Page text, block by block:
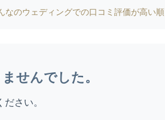
なのウェディングでの口コミ評価が高い順
せんでした。
さい。